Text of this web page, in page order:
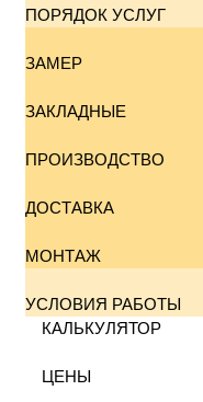
ПОРЯДОК УСЛУГ
ЗАМЕР
ЗАКЛАДНЫЕ
ПРОИЗВОДСТВО
ДОСТАВКА
МОНТАЖ
УСЛОВИЯ РАБОТЫ
КАЛЬКУЛЯТОР
ЦЕНЫ